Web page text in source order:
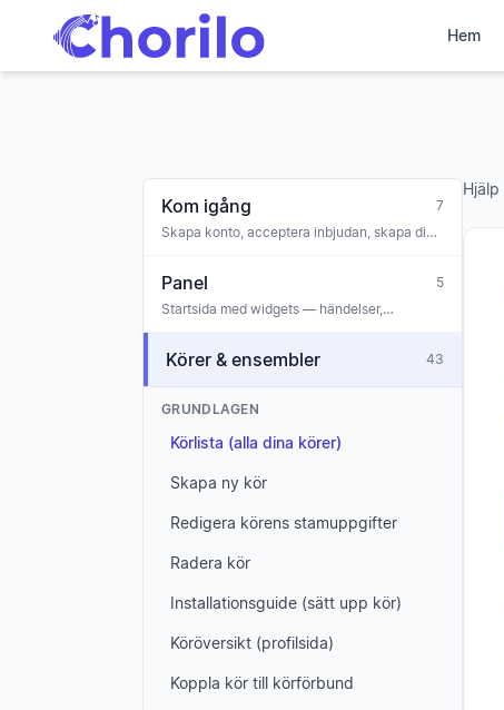
Hem
Kom igång
7
Skapa konto, acceptera inbjudan, skapa din
Panel
5
Startsida med widgets — händelser,
Körer & ensembler 43
GRUNDLAGEN
Körlista (alla dina körer)
Skapa ny kör
Redigera körens stamuppgifter
Radera kör
Installationsguide (sätt upp kör)
Köröversikt (profilsida)
Koppla kör till körförbund
Hjälp